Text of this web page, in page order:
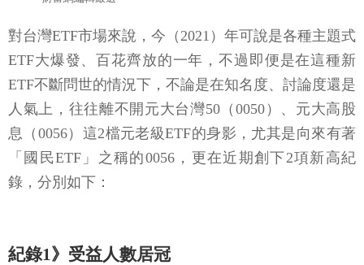
對台灣ETF市場來說，今（2021）年可說是各種主題式
ETF大爆發、百花齊放的一年，不過即便是在這種新
ETF不斷問世的情況下，不論是在知名度、討論度還是
人氣上，往往離不開元大台灣50（0050）、元大高股
息（0056）這2檔元老級ETF的身影，尤其是向來有著
「國民ETF」之稱的0056，更在近期創下2項新高紀
錄，分別如下：
紀錄1》受益人數居冠